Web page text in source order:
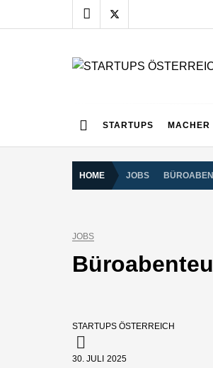
to
STARTUPS MACHER
HOME JOBS
JOBS
STARTUPS ÖSTERREICH
30. JULI 2025